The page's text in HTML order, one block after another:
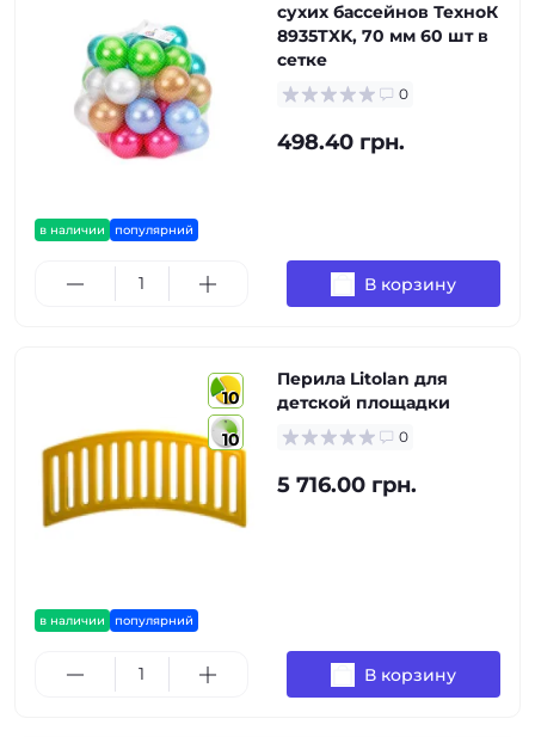
в наличии популярний
сухих бассейнов ТехноК
8935TXK, 70 мм 60 шт в
сетке
0
498.40 грн.
В корзину
10
10
в наличии популярний
Перила Litolan для
детской площадки
0
5 716.00 грн.
В корзину